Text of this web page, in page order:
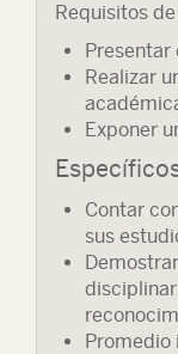
Requisitos
Presentar
Realizar
Exponer
Contar
sus
Promedio